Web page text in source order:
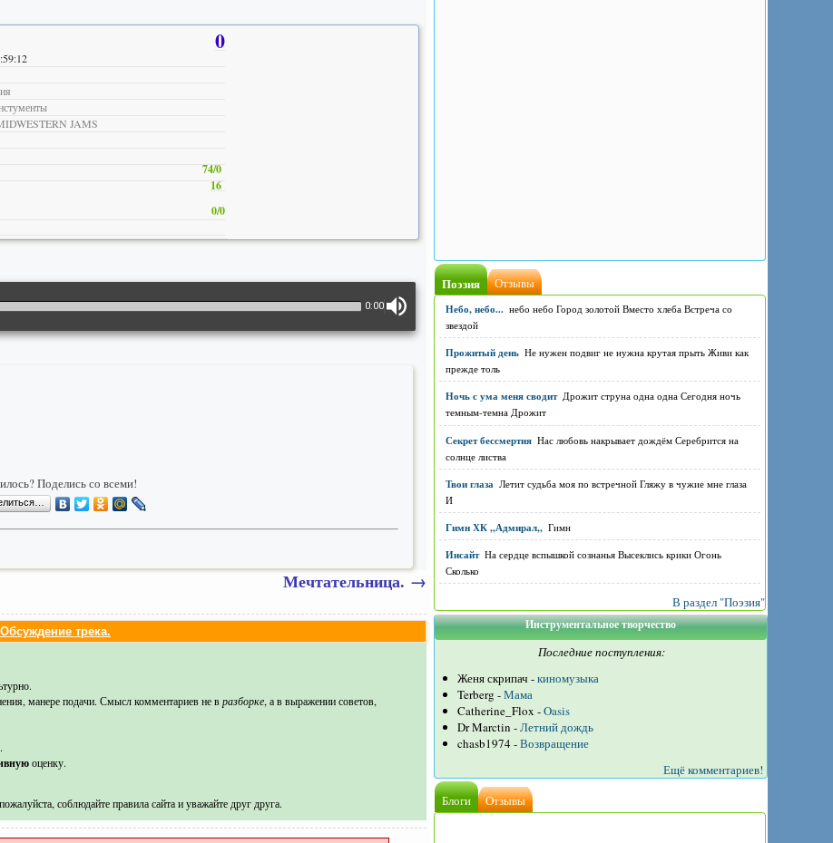
0
JAMS
74/0
16
0/0
0:00
Поделись со всеми!
Мечтательница. →
Обсуждение трека.
манере подачи. Смысл комментариев не вразборке, а в выражении советов,
оценку.
соблюдайте правила сайта и уважайте друг друга.
Поэзия Отзывы
Небо, небо... небо небо Город золотой Вместо хлеба Встреча со
звездой
Прожитый день Не нужен подвиг не нужна крутая прыть Живи как
прежде толь
Ночь с ума меня сводит Дрожит струна одна одна Сегодня ночь
темным-темна Дрожит
Секрет бессмертия Нас любовь накрывает дождём Серебрится на
солнце листва
Твои глаза Летит судьба моя по встречной Гляжу в чужие мне глаза
И
Гимн ХК ,,Адмирал,, Гимн
Инсайт На сердце вспышкой сознанья Высеклись крики Огонь
Сколько
В раздел "Поэзия"
Инструментальное творчество
Последние поступления:
Женя скрипач -киномузыка
Terberg -Мама
Catherine_Flox -Oasis
Dr Marctin -Летний дождь
chasb1974 -Возвращение
Ещё комментариев!
Блоги
Отзывы